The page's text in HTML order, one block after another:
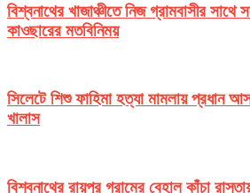
বিশ্বনাথের খাজাঞ্চীতে নিজ গ্রামবাসীর সাথে
কাওছারের মতবিনিময়
সিলেটে শিশু ফাহিমা হত্যা মামলায় প্রধান
খালাস
বিশ্বনাথের রায়পুর গ্রামের বেহাল কাঁচা